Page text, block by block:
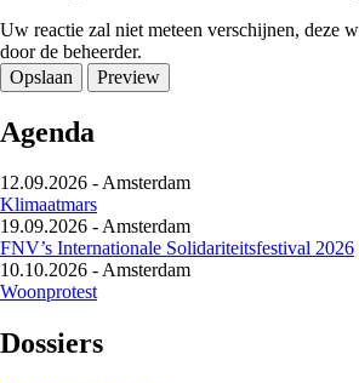
Uw reactie zal niet meteen verschijnen, deze
door de beheerder.
Agenda
12.09.2026 -Amsterdam
Klimaatmars
19.09.2026 -Amsterdam
FNV’s Internationale Solidariteitsfestival 2026
10.10.2026 -Amsterdam
Woonprotest
Dossiers